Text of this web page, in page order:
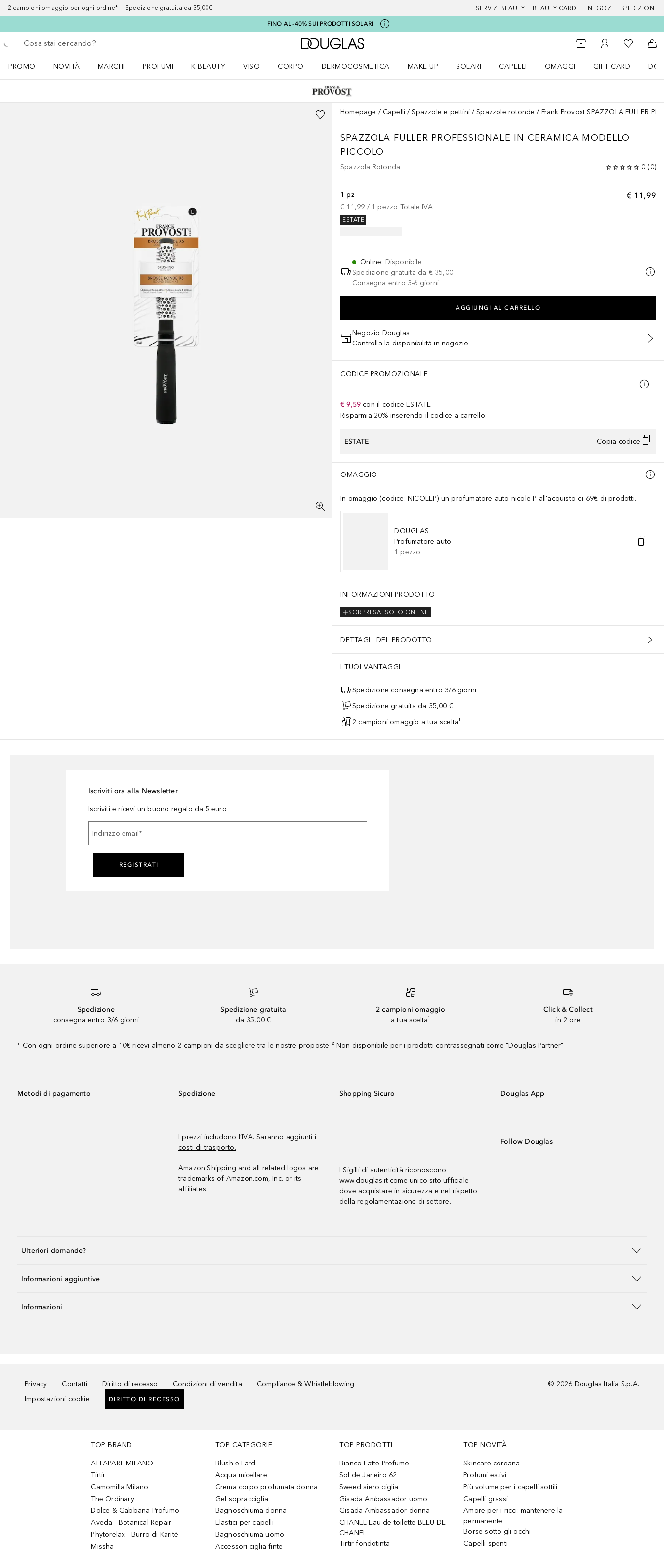
2 campioni omaggio per ogni ordine* Spedizione gratuita da 35,00€ SERVIZI BEAUTY BEAUTY CARD I NEGOZI SPEDIZIONI
FINO AL -40% SUI PRODOTTI SOLARI
Torna indietro
Esegui ricerca
A Douglas Home
StorefinderAl Mio Account
Alla Mia
Al
PROMO
NOVITÀ
MARCHI
PROFUMI
K-BEAUTY
VISO
CORPO
DERMOCOSMETICA
MAKE UP
SOLARI
CAPELLI
OMAGGI
GIFT CARD
Homepage Capelli Spazzole e pettini Spazzole rotonde Frank Provost SPAZZOLA FULLER
SPAZZOLA FULLER PROFESSIONALE IN CERAMICA MODELLO
PICCOLO
Spazzola Rotonda 0 (0)
€ 11,99
1 pz
€ 11,99 / 1 pezzo Totale IVA
ESTATE
Online: Disponibile
Spedizione gratuita da € 35,00
Consegna entro 3-6 giorni
AGGIUNGI AL CARRELLO
Negozio Douglas
Controlla la disponibilità in negozio
CODICE PROMOZIONALE
€ 9,59 con il codice ESTATE
Risparmia 20% inserendo il codice a carrello:
ESTATE Copia codice
OMAGGIO
In omaggio (codice: NICOLEP) un profumatore auto nicole P all'acquisto di 69€ di prodotti.
DOUGLAS
Profumatore auto
1 pezzo
INFORMAZIONI PRODOTTO
SOLO ONLINE
SORPRESA
DETTAGLI DEL PRODOTTO
I TUOI VANTAGGI
Spedizione consegna entro 3/6 giorni
Spedizione gratuita da 35,00 €
2 campioni omaggio a tua scelta¹
Iscriviti ora alla Newsletter
Iscriviti e ricevi un buono regalo da 5 euro
Indirizzo email *
REGISTRATI
Spedizione
consegna entro 3/6 giorni
Spedizione gratuita
da 35,00 €
2 campioni omaggio
a tua scelta¹
Click & Collect
in 2 ore
¹ Con ogni ordine superiore a 10€ ricevi almeno 2 campioni da scegliere tra le nostre proposte ² Non disponibile per i prodotti contrassegnati come "Douglas Partner"
Metodi di pagamento Spedizione
I prezzi includono l’IVA. Saranno aggiunti i
costi di trasporto.
Amazon Shipping and all related logos are
trademarks of Amazon.com, Inc. or its
affiliates.
Shopping Sicuro
I Sigilli di autenticità riconoscono
www.douglas.it come unico sito ufficiale
dove acquistare in sicurezza e nel rispetto
della regolamentazione di settore.
Douglas App
Follow Douglas
Ulteriori domande?
Informazioni aggiuntive
Informazioni
Privacy Contatti Diritto di recesso Condizioni di vendita
Compliance & Whistleblowing
Impostazioni cookie
DIRITTO DI RECESSO
© 2026 Douglas Italia S.p.A.
TOP BRAND
ALFAPARF MILANO
Tirtir
Camomilla Milano
The Ordinary
Dolce & Gabbana Profumo
Aveda - Botanical Repair
Phytorelax - Burro di Karitè
Missha
TOP CATEGORIE
Blush e Fard
Acqua micellare
Crema corpo profumata donna
Gel sopracciglia
Bagnoschiuma donna
Elastici per capelli
Bagnoschiuma uomo
Accessori ciglia finte
TOP PRODOTTI
Bianco Latte Profumo
Sol de Janeiro 62
Sweed siero ciglia
Gisada Ambassador uomo
Gisada Ambassador donna
CHANEL Eau de toilette BLEU DE
CHANEL
Tirtir fondotinta
TOP NOVITÀ
Skincare coreana
Profumi estivi
Più volume per i capelli sottili
Capelli grassi
Amore per i ricci: mantenere la
permanente
Borse sotto gli occhi
Capelli spenti